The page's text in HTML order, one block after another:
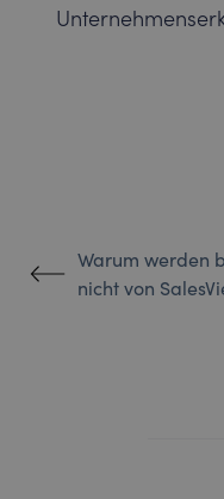
Warum werden
nicht von